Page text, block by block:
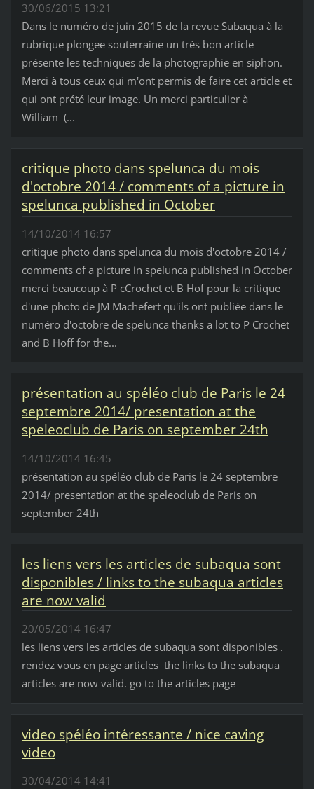
30/06/2015 13:21
Dans le numéro de juin 2015 de la revue Subaqua à la
rubrique plongee souterraine un très bon article
présente les techniques de la photographie en siphon.
Merci à tous ceux qui m'ont permis de faire cet article et
qui ont prété leur image. Un merci particulier à
William (...
critique photo dans spelunca du mois
d'octobre 2014 / comments of a picture in
spelunca published in October
14/10/2014 16:57
critique photo dans spelunca du mois d'octobre 2014 /
comments of a picture in spelunca published in October
merci beaucoup à P cCrochet et B Hof pour la critique
d'une photo de JM Machefert qu'ils ont publiée dans le
numéro d'octobre de spelunca thanks a lot to P Crochet
and B Hoff for the...
présentation au spéléo club de Paris le 24
septembre 2014/ presentation at the
speleoclub de Paris on september 24th
14/10/2014 16:45
présentation au spéléo club de Paris le 24 septembre
2014/ presentation at the speleoclub de Paris on
september 24th
les liens vers les articles de subaqua sont
disponibles / links to the subaqua articles
are now valid
20/05/2014 16:47
les liens vers les articles de subaqua sont disponibles .
rendez vous en page articles the links to the subaqua
articles are now valid. go to the articles page
video spéléo intéressante / nice caving
video
30/04/2014 14:41